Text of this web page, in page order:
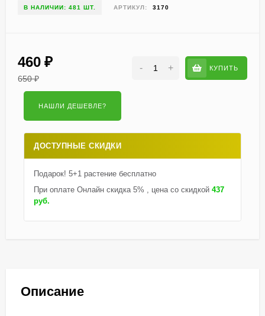
В НАЛИЧИИ: 481 ШТ. АРТИКУЛ: 3170
460 ₽
650 ₽
- + КУПИТЬ
ДОСТУПНЫЕ СКИДКИ
Подарок! 5+1 растение бесплатно
При оплате Онлайн скидка 5% , цена со скидкой 437
руб.
Описание